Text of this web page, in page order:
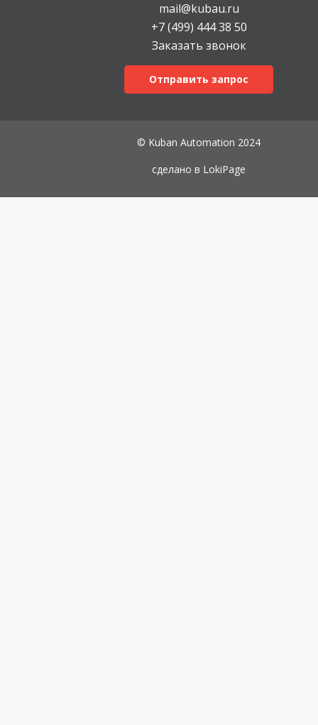
mail@kubau.ru
+7 (499) 444 38 50
Заказать звонок
Отправить запрос
© Kuban Automation 2024
сделано в LokiPage